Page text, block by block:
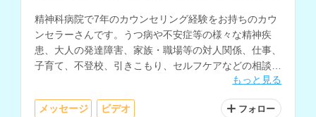
精神科病院で7年のカウンセリング経験をお持ちのカウ
ンセラーさんです。うつ病や不安症等の様々な精神疾
患、大人の発達障害、家族・職場等の対人関係、仕事、
子育て、不登校、引きこもり、セルフケアなどの相談や
認知行動療法、社会復帰支援に対応されています。
もっと見る
メッセージ ビデオ フォロー